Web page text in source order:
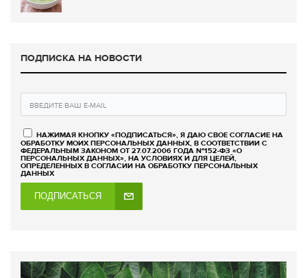
ПОДПИСКА НА НОВОСТИ
НАЖИМАЯ КНОПКУ «ПОДПИСАТЬСЯ», Я ДАЮ СВОЕ СОГЛАСИЕ НА
ОБРАБОТКУ МОИХ ПЕРСОНАЛЬНЫХ ДАННЫХ, В СООТВЕТСТВИИ С
ФЕДЕРАЛЬНЫМ ЗАКОНОМ ОТ 27.07.2006 ГОДА №152-ФЗ «О
ПЕРСОНАЛЬНЫХ ДАННЫХ», НА УСЛОВИЯХ И ДЛЯ ЦЕЛЕЙ,
ОПРЕДЕЛЕННЫХ В СОГЛАСИИ НА ОБРАБОТКУ ПЕРСОНАЛЬНЫХ
ДАННЫХ
ПОДПИСАТЬСЯ